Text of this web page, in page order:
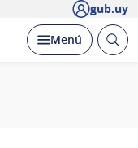
gub.uy
Desplegar
Menú Abrir